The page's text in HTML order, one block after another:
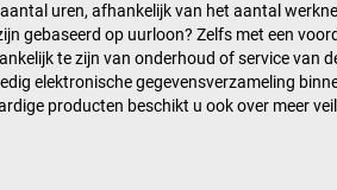
uren, afhankelijk van het aantal
gebaseerd op uurloon? Zelfs met een
te zijn van onderhoud of service van
elektronische gegevensverzameling
producten beschikt u ook over meer